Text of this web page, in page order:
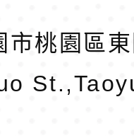
市桃園區